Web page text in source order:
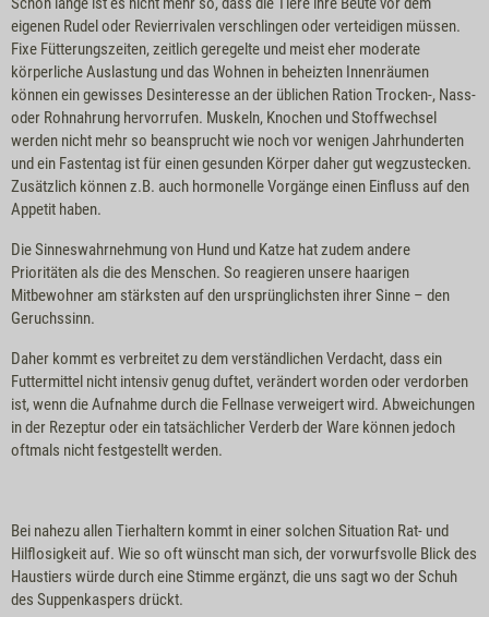
eigenen Rudel oder Revierrivalen verschlingen oder verteidigen müssen.
Fixe Fütterungszeiten, zeitlich geregelte und meist eher moderate
körperliche Auslastung und das Wohnen in beheizten Innenräumen
können ein gewisses Desinteresse an der üblichen Ration Trocken-, Nass-
oder Rohnahrung hervorrufen. Muskeln, Knochen und Stoffwechsel
werden nicht mehr so beansprucht wie noch vor wenigen Jahrhunderten
und ein Fastentag ist für einen gesunden Körper daher gut wegzustecken.
Zusätzlich können z.B. auch hormonelle Vorgänge einen Einfluss auf den
Appetit haben.
Die Sinneswahrnehmung von Hund und Katze hat zudem andere
Prioritäten als die des Menschen. So reagieren unsere haarigen
Mitbewohner am stärksten auf den ursprünglichsten ihrer Sinne – den
Geruchssinn.
Daher kommt es verbreitet zu dem verständlichen Verdacht, dass ein
Futtermittel nicht intensiv genug duftet, verändert worden oder verdorben
ist, wenn die Aufnahme durch die Fellnase verweigert wird. Abweichungen
in der Rezeptur oder ein tatsächlicher Verderb der Ware können jedoch
oftmals nicht festgestellt werden.
Bei nahezu allen Tierhaltern kommt in einer solchen Situation Rat- und
Hilflosigkeit auf. Wie so oft wünscht man sich, der vorwurfsvolle Blick des
Haustiers würde durch eine Stimme ergänzt, die uns sagt wo der Schuh
des Suppenkaspers drückt.